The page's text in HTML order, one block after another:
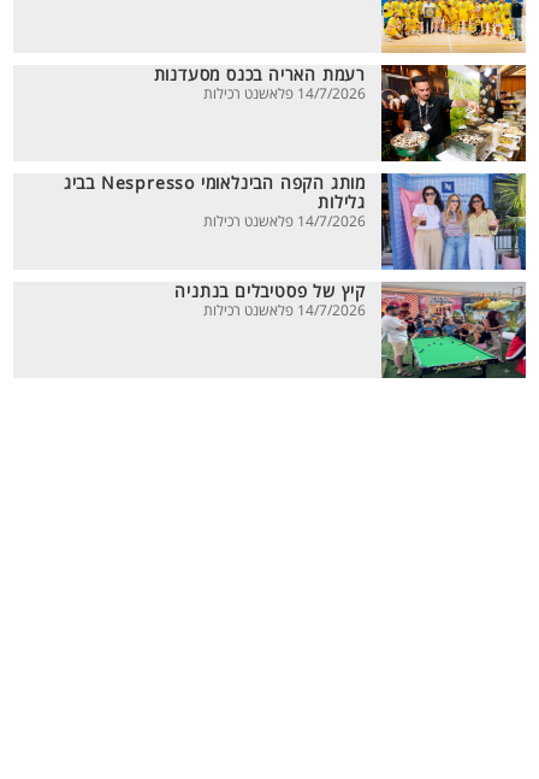
רעמת האריה בכנס מסעדנות
14/7/2026 פלאשנט רכילות
מותג הקפה הבינלאומי Nespresso בביג
גלילות
14/7/2026 פלאשנט רכילות
קיץ של פסטיבלים בנתניה
14/7/2026 פלאשנט רכילות